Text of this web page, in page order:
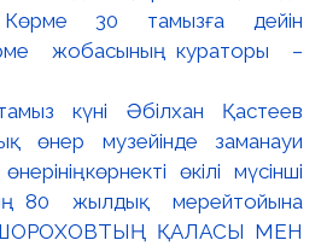
күні Әбілхан Қастеев
өнер музейінде заманауи
көрнекті өкілі мүсінші
80 жылдық мерейтойына
ШОРОХОВТЫҢ ҚАЛАСЫ МЕН